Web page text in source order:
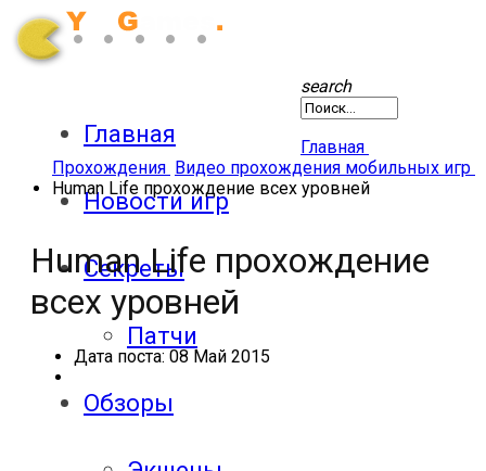
Главная
Новости игр
Секреты
Патчи
Обзоры
search
Главная
Прохождения Видео прохождения мобильных игр
Human Life прохождение всех уровней
Human Life прохождение
всех уровней
Дата поста: 08 Май 2015